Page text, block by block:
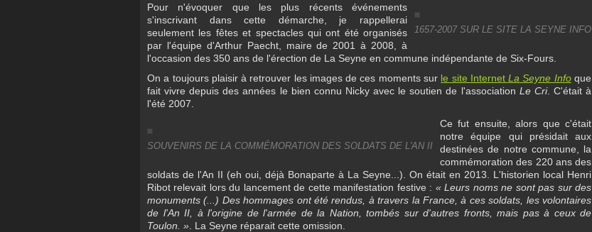
1657-2007 SUR LE SITE LA SEYNE INFO
Pour n'évoquer que les plus récents événements
s'inscrivant dans cette démarche, je rappellerai
seulement les fêtes et spectacles qui ont été organisés
par l'équipe d'Arthur Paecht, maire de 2001 à 2008, à
l'occasion des 350 ans de l'érection de La Seyne en commune indépendante de Six-Fours.
On a toujours plaisir à retrouver les images de ces moments sur le site InternetLa Seyne Infoque
fait vivre depuis des années le bien connu Nicky avec le soutien de l'association Le Cri. C'était à
l'été 2007.
SOUVENIRS DE LA COMMÉMORATION DES SOLDATS DE L'AN II
Ce fut ensuite, alors que c'était
notre équipe qui présidait aux
destinées de notre commune, la
commémoration des 220 ans des
soldats de l'An II (eh oui, déjà Bonaparte à La Seyne...). On était en 2013. L'historien local Henri
Ribot relevait lors du lancement de cette manifestation festive : « Leurs noms ne sont pas sur des
monuments (...) Des hommages ont été rendus, à travers la France, à ces soldats, les volontaires
de l'An II, à l'origine de l'armée de la Nation, tombés sur d'autres fronts, mais pas à ceux de
Toulon. » . La Seyne réparait cette omission.